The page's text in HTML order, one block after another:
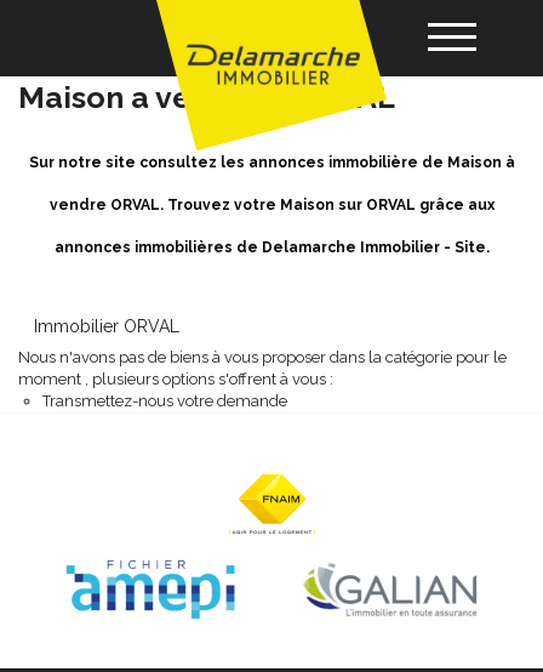
Acheter
Gérance
Achat / Vente Maison ORVAL -
Maison a vendre à ORVAL
Sur notre site consultez les annonces immobilière de Maison à
vendre ORVAL. Trouvez votre Maison sur ORVAL grâce aux
annonces immobilières de Delamarche Immobilier - Site.
Immobilier ORVAL
Nous n'avons pas de biens à vous proposer dans la catégorie pour le
moment , plusieurs options s'offrent à vous :
Transmettez-nous votre demande